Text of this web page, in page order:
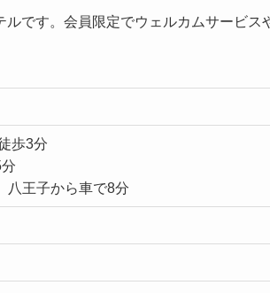
です。会員限定でウェルカムサービス
歩3分
王子から車で8分